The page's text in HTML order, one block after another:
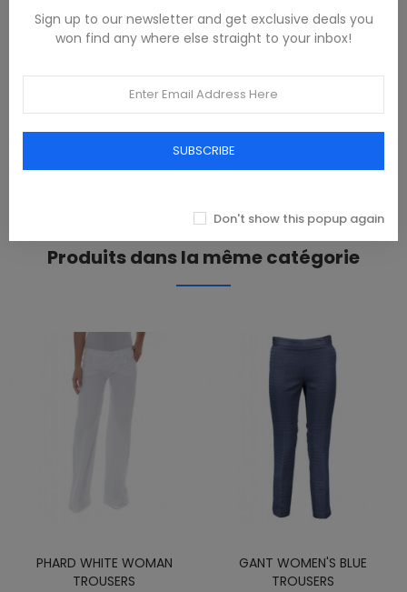
DESCRIPTION
PRODUCT DETAILS
Produits dans la même catégorie
PHARD WHITE WOMAN
TROUSERS
GANT WOMEN'S BLUE
TROUSERS
Sign up to our newsletter and get exclusive deals you
won find any where else straight to your inbox!
SUBSCRIBE
Don't show this popup again